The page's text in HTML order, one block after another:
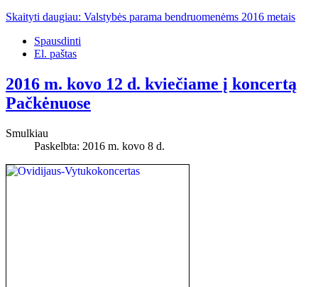
Skaityti daugiau: Valstybės parama bendruomenėms 2016 metais
Spausdinti
El. paštas
2016 m. kovo 12 d. kviečiame į koncertą
Pačkėnuose
Smulkiau
Paskelbta: 2016 m. kovo 8 d.